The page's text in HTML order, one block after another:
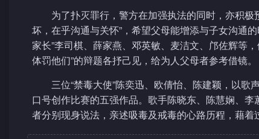
为了扑灭罪行，警方在加强执法的同时，亦积
坏，在乎沟通与关怀”，希望父母能增添与子女沟通
家长”李司棋、薛家燕、邓英敏、麦洁文、邝佐辉等
体罚他们”的辩题各抒己见，给为人父母者参考借镜。
三位“禁毒大使”陈奕迅、欧倩怡、陈建颖，以
口号创作比赛的五强作品。歌手陈晓东、陈慧娴、
者分别现身说法，亲述吸毒及戒毒的心路历程，藉着